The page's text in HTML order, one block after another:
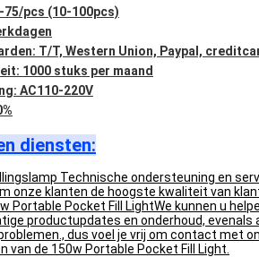
75/pcs (10-100pcs)
T/T, Western Union, Paypal,
1000 stuks per maand
AC110-220V
diensten:
Technische ondersteuning en
onze klanten de hoogste kwaliteit van
Portable Pocket Fill LightWe kunnen u
productupdates en onderhoud,
dus voel je vrij om contact met
van de 150w Portable Pocket Fill Light.